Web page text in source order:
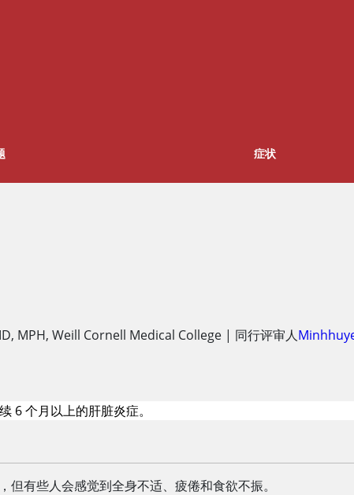
症状
MPH, Weill Cornell Medical College | 同行评审人
6 个月以上的肝脏炎症。
有些人会感觉到全身不适、疲倦和食欲不振。